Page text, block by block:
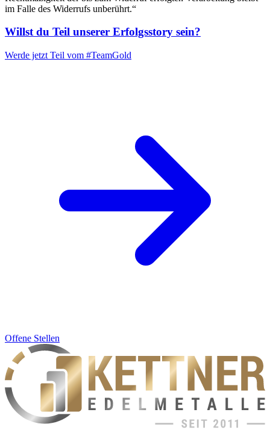
im Falle des Widerrufs unberührt.“
Willst du Teil unserer Erfolgsstory sein?
Werde jetzt Teil vom #TeamGold
Offene Stellen